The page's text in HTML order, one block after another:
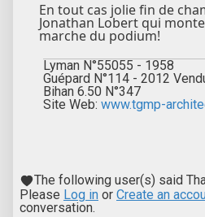
En tout cas jolie fin de
Jonathan Lobert qui
marche du podium!
Lyman N°55055 - 1958
Guépard N°114 - 2012
Bihan 6.50 N°347
Site Web: www.tgmp-
The following user(s) said
Please Log in or Create an
conversation.